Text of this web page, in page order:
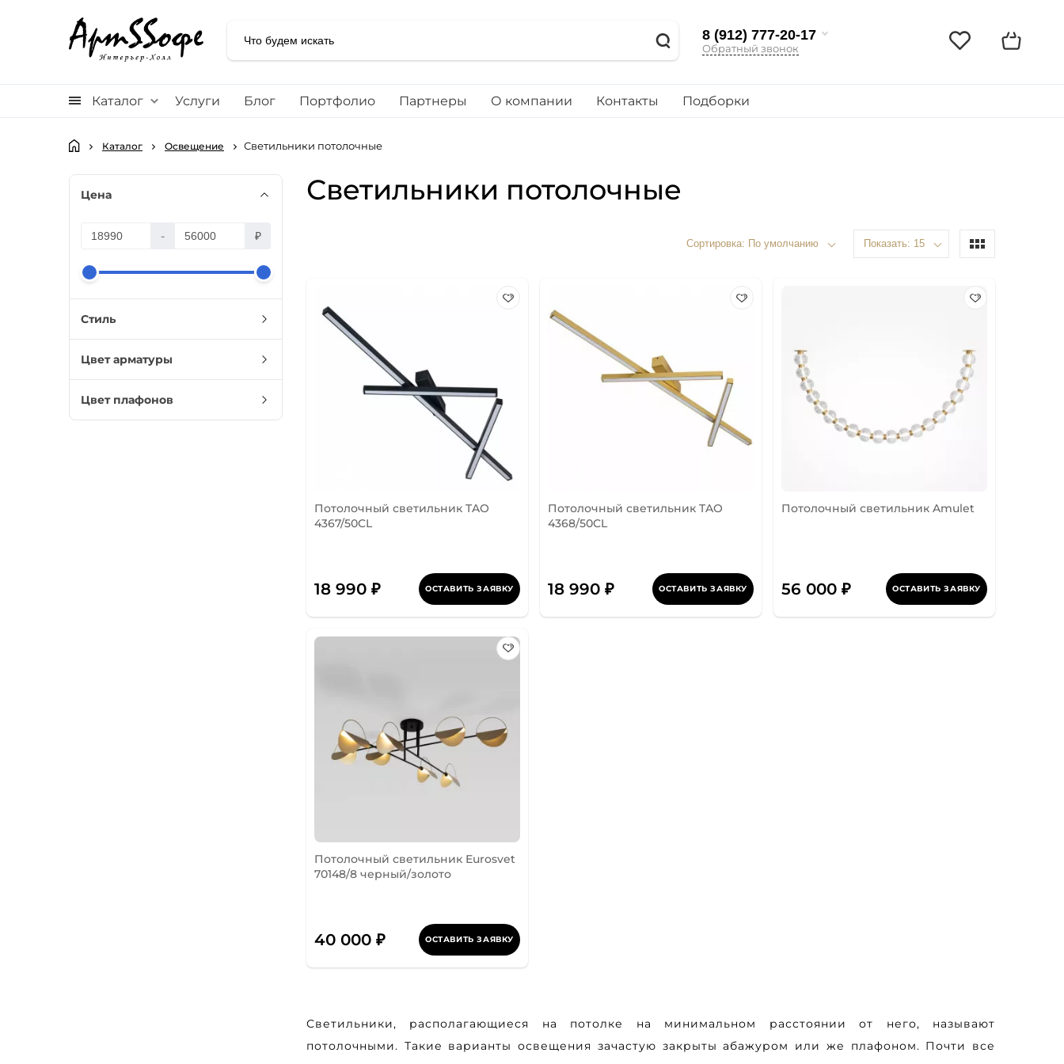
8 (912) 777-20-17
Обратный звонок
Каталог Услуги Блог Портфолио Партнеры О компании Контакты Подборки
Каталог Освещение Светильники потолочные
Цена
- ₽
Стиль
Цвет арматуры
Цвет плафонов
Светильники потолочные
Сортировка: По умолчанию Показать: 15
Потолочный светильник TAO
4367/50CL
18 990 ₽ ОСТАВИТЬ ЗАЯВКУ
Потолочный светильник TAO
4368/50CL
18 990 ₽ ОСТАВИТЬ ЗАЯВКУ
Потолочный светильник Amulet
56 000 ₽ ОСТАВИТЬ ЗАЯВКУ
Потолочный светильник Eurosvet
70148/8 черный/золото
40 000 ₽ ОСТАВИТЬ ЗАЯВКУ
Светильники, располагающиеся на потолке на минимальном расстоянии от него, называют
потолочными. Такие варианты освещения зачастую закрыты абажуром или же плафоном. Почти все